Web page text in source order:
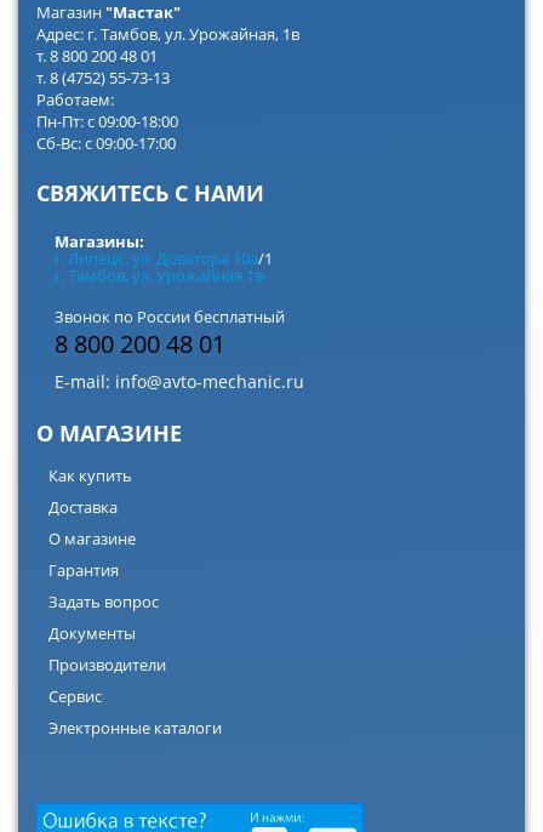
Магазин"Мастак"
Адрес: г. Тамбов, ул. Урожайная, 1в
т. 8 800 200 48 01
т. 8 (4752) 55-73-13
Работаем:
Пн-Пт: с 09:00-18:00
Сб-Вс: с 09:00-17:00
СВЯЖИТЕСЬ С НАМИ
Магазины:
г. Липецк, ул. Доватора 10а/1
г. Тамбов, ул. Урожайная 1в
Звонок по России бесплатный
8 800 200 48 01
E-mail: info@avto-mechanic.ru
О МАГАЗИНЕ
Как купить
Доставка
О магазине
Гарантия
Задать вопрос
Документы
Производители
Сервис
Электронные каталоги